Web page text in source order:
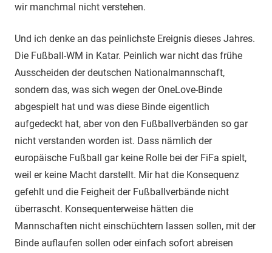
wir manchmal nicht verstehen.
Und ich denke an das peinlichste Ereignis dieses Jahres.
Die Fußball-WM in Katar. Peinlich war nicht das frühe
Ausscheiden der deutschen Nationalmannschaft,
sondern das, was sich wegen der OneLove-Binde
abgespielt hat und was diese Binde eigentlich
aufgedeckt hat, aber von den Fußballverbänden so gar
nicht verstanden worden ist. Dass nämlich der
europäische Fußball gar keine Rolle bei der FiFa spielt,
weil er keine Macht darstellt. Mir hat die Konsequenz
gefehlt und die Feigheit der Fußballverbände nicht
überrascht. Konsequenterweise hätten die
Mannschaften nicht einschüchtern lassen sollen, mit der
Binde auflaufen sollen oder einfach sofort abreisen